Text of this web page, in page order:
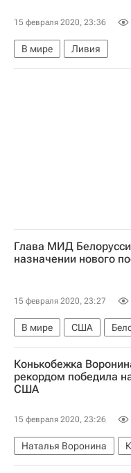
15 февраля 2020, 23:36
В мире
Ливия
Мюнхенская
Глава МИД
назначении нового
15 февраля 2020, 23:27
В мире США
Александр Лукашенко
Конькобежка
рекордом победила
США
15 февраля 2020, 23:26
Наталья Воронина
Кубок мира по